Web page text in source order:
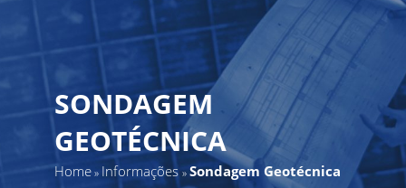
SONDAGEM
GEOTÉCNICA
Home» Informações »Sondagem Geotécnica